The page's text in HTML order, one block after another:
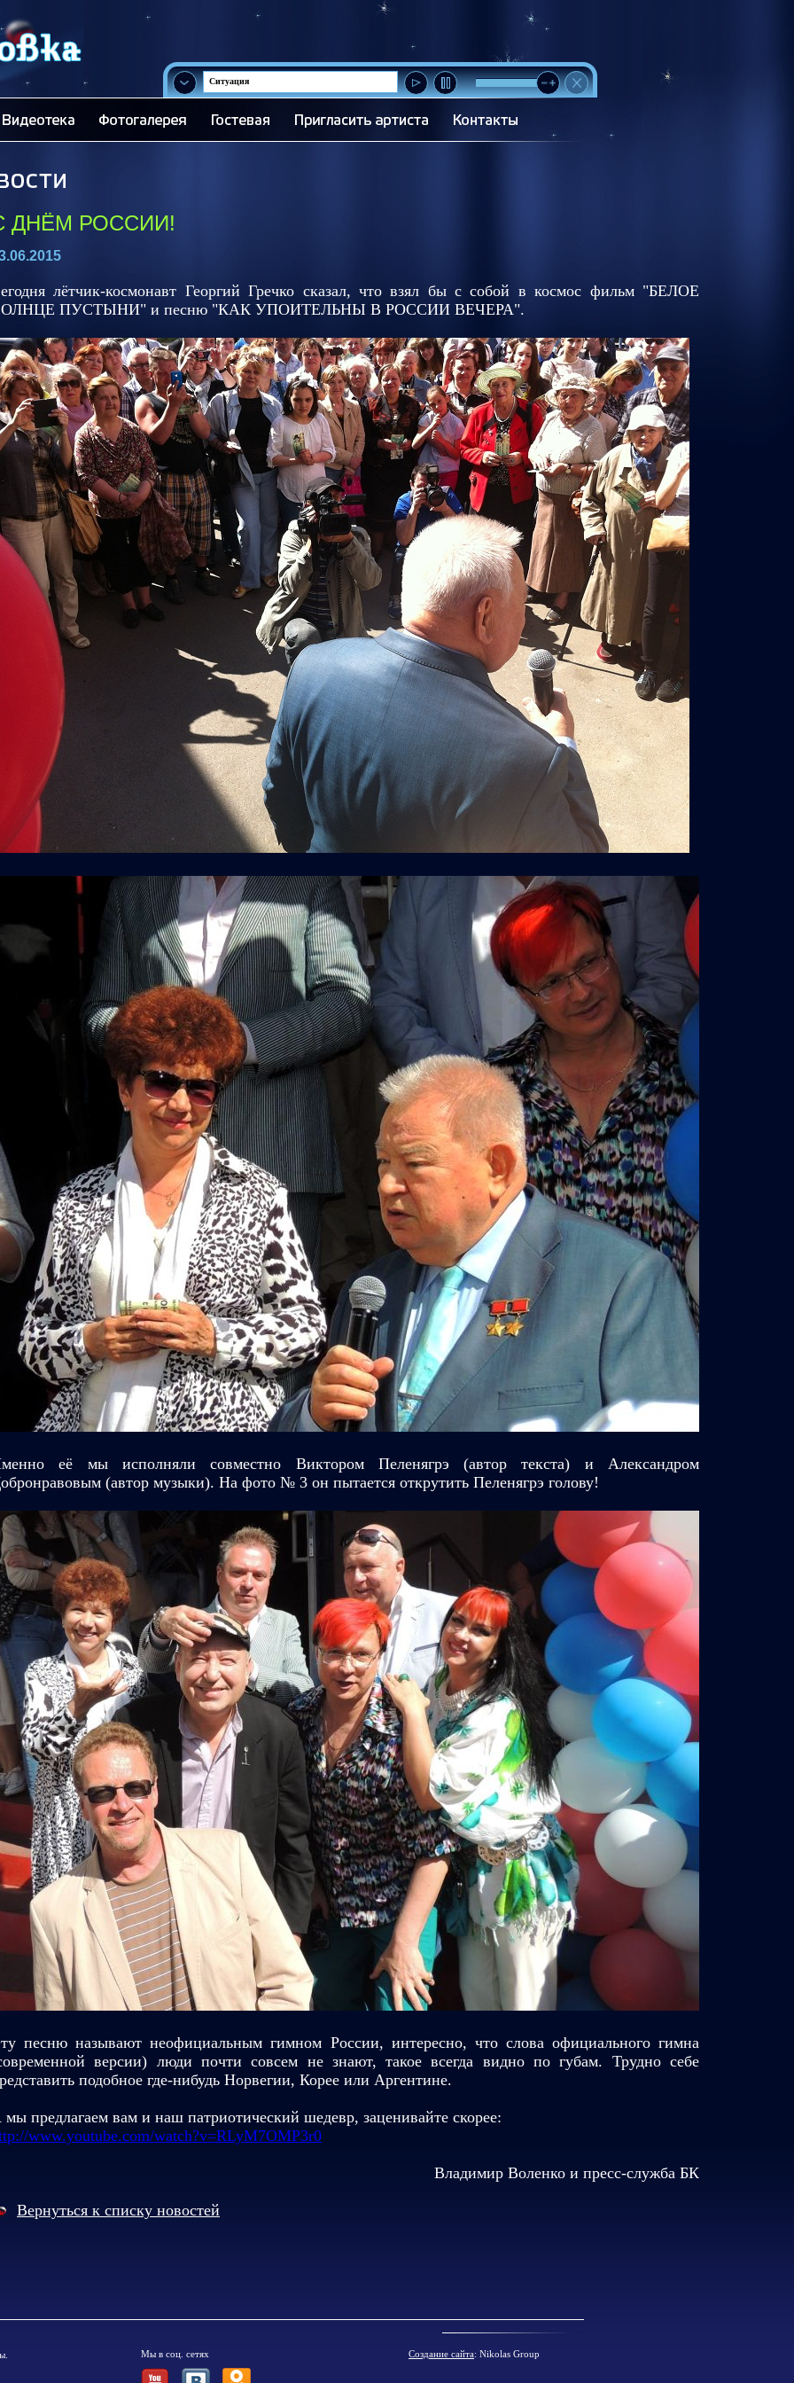
Ситуация
ДНЁМ РОССИИ!
лётчик-космонавт Георгий Гречко сказал, что взял бы с собой в космос фильм "БЕЛОЕ
ПУСТЫНИ" и песню "КАК УПОИТЕЛЬНЫ В РОССИИ ВЕЧЕРА".
её мы исполняли совместно Виктором Пеленягрэ (автор текста) и Александром
(автор музыки). На фото № 3 он пытается открутить Пеленягрэ голову!
песню называют неофициальным гимном России, интересно, что слова официального гимна
версии) люди почти совсем не знают, такое всегда видно по губам. Трудно себе
подобное где-нибудь Норвегии, Корее или Аргентине.
предлагаем вам и наш патриотический шедевр, заценивайте скорее:
www.youtube.com/watch?v=RLyM7OMP3r0
Владимир Воленко и пресс-служба БК
Вернуться к списку новостей
Мы в соц. сетях Создание сайта: Nikolas Group